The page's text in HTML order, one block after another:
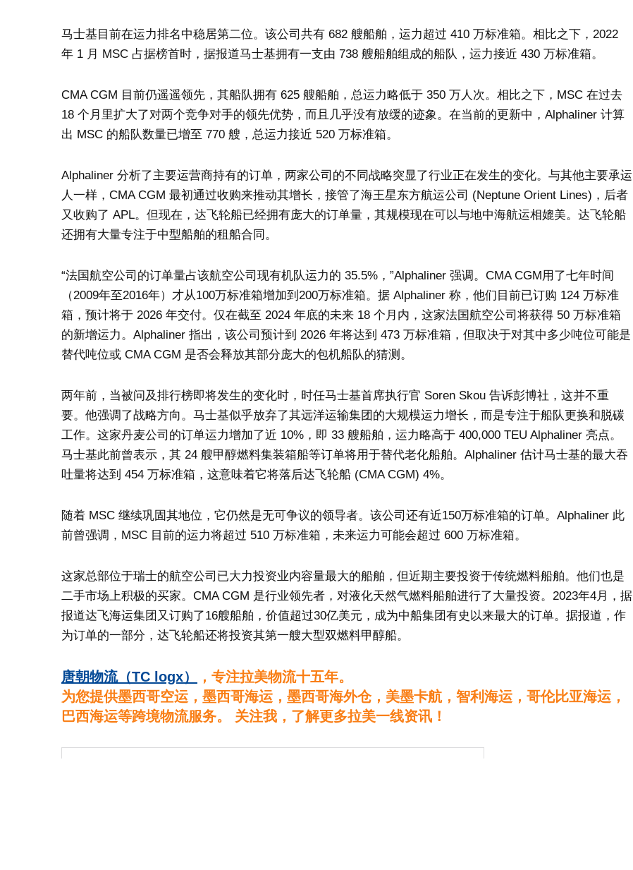
马士基目前在运力排名中稳居第二位。该公司共有 682 艘船舶，运力超过 410 万标准箱。相比之下，2022
年 1 月 MSC 占据榜首时，据报道马士基拥有一支由 738 艘船舶组成的船队，运力接近 430 万标准箱。
CMA CGM 目前仍遥遥领先，其船队拥有 625 艘船舶，总运力略低于 350 万人次。相比之下，MSC 在过去
18 个月里扩大了对两个竞争对手的领先优势，而且几乎没有放缓的迹象。在当前的更新中，Alphaliner 计算
出 MSC 的船队数量已增至 770 艘，总运力接近 520 万标准箱。
Alphaliner 分析了主要运营商持有的订单，两家公司的不同战略突显了行业正在发生的变化。与其他主要承运
人一样，CMA CGM 最初通过收购来推动其增长，接管了海王星东方航运公司 (Neptune Orient Lines)，后者
又收购了 APL。但现在，达飞轮船已经拥有庞大的订单量，其规模现在可以与地中海航运相媲美。达飞轮船
还拥有大量专注于中型船舶的租船合同。
“法国航空公司的订单量占该航空公司现有机队运力的 35.5%，”Alphaliner 强调。CMA CGM用了七年时间
（2009年至2016年）才从100万标准箱增加到200万标准箱。据 Alphaliner 称，他们目前已订购 124 万标准
箱，预计将于 2026 年交付。仅在截至 2024 年底的未来 18 个月内，这家法国航空公司将获得 50 万标准箱
的新增运力。Alphaliner 指出，该公司预计到 2026 年将达到 473 万标准箱，但取决于对其中多少吨位可能是
替代吨位或 CMA CGM 是否会释放其部分庞大的包机船队的猜测。
两年前，当被问及排行榜即将发生的变化时，时任马士基首席执行官 Soren Skou 告诉彭博社，这并不重
要。他强调了战略方向。马士基似乎放弃了其远洋运输集团的大规模运力增长，而是专注于船队更换和脱碳
工作。这家丹麦公司的订单运力增加了近 10%，即 33 艘船舶，运力略高于 400,000 TEU Alphaliner 亮点。
马士基此前曾表示，其 24 艘甲醇燃料集装箱船等订单将用于替代老化船舶。Alphaliner 估计马士基的最大吞
吐量将达到 454 万标准箱，这意味着它将落后达飞轮船 (CMA CGM) 4%。
随着 MSC 继续巩固其地位，它仍然是无可争议的领导者。该公司还有近150万标准箱的订单。Alphaliner 此
前曾强调，MSC 目前的运力将超过 510 万标准箱，未来运力可能会超过 600 万标准箱。
这家总部位于瑞士的航空公司已大力投资业内容量最大的船舶，但近期主要投资于传统燃料船舶。他们也是
二手市场上积极的买家。CMA CGM 是行业领先者，对液化天然气燃料船舶进行了大量投资。2023年4月，据
报道达飞海运集团又订购了16艘船舶，价值超过30亿美元，成为中船集团有史以来最大的订单。据报道，作
为订单的一部分，达飞轮船还将投资其第一艘大型双燃料甲醇船。
唐朝物流（TC logx）
，专注拉美物流十五年。
为您提供墨西哥空运，墨西哥海运，墨西哥海外仓，美墨卡航，智利海运，哥伦比亚海运，
巴西海运等跨境物流服务。 关注我，了解更多拉美一线资讯！